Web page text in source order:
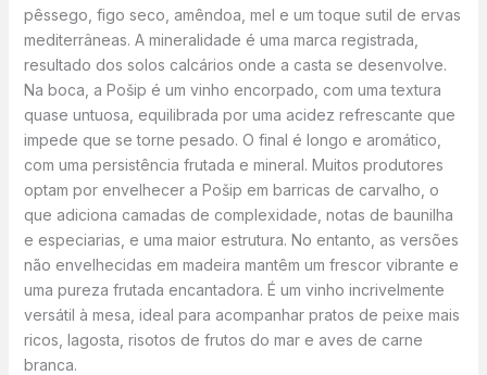
pêssego, figo seco, amêndoa, mel e um toque sutil de ervas
mediterrâneas. A mineralidade é uma marca registrada,
resultado dos solos calcários onde a casta se desenvolve.
Na boca, a Pošip é um vinho encorpado, com uma textura
quase untuosa, equilibrada por uma acidez refrescante que
impede que se torne pesado. O final é longo e aromático,
com uma persistência frutada e mineral. Muitos produtores
optam por envelhecer a Pošip em barricas de carvalho, o
que adiciona camadas de complexidade, notas de baunilha
e especiarias, e uma maior estrutura. No entanto, as versões
não envelhecidas em madeira mantêm um frescor vibrante e
uma pureza frutada encantadora. É um vinho incrivelmente
versátil à mesa, ideal para acompanhar pratos de peixe mais
ricos, lagosta, risotos de frutos do mar e aves de carne
branca.